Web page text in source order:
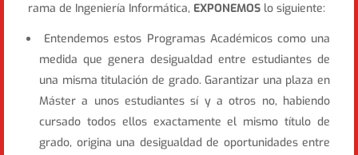
rama de Ingeniería Informática, EXPONEMOS lo siguiente:
Entendemos estos Programas Académicos como una
medida que genera desigualdad entre estudiantes de
una misma titulación de grado. Garantizar una plaza en
Máster a unos estudiantes sí y a otros no, habiendo
cursado todos ellos exactamente el mismo título de
grado, origina una desigualdad de oportunidades entre